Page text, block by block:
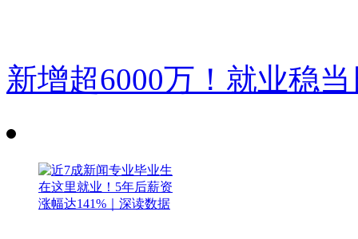
新增超6000万！就业稳